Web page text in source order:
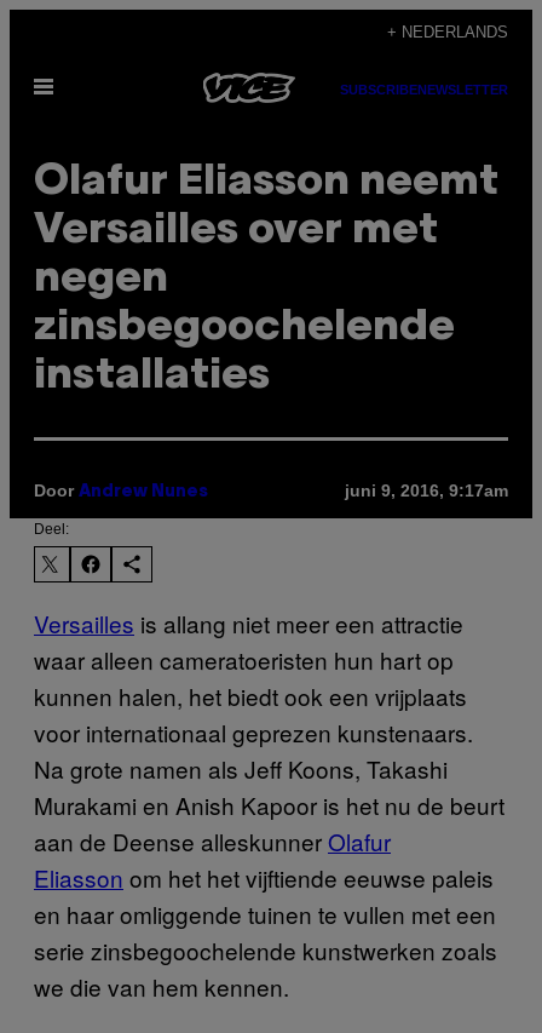
de
+ NEDERLANDS
Open
SUBSCRIBENEWSLETTER
Olafur Eliasson neemt
Versailles over met
negen
zinsbegoochelende
installaties
Door Andrew Nunes juni 9, 2016, 9:17am
Deel:
Versailles is allang niet meer een attractie
waar alleen cameratoeristen hun hart op
kunnen halen, het biedt ook een vrijplaats
voor internationaal geprezen kunstenaars.
Na grote namen als Jeff Koons, Takashi
Murakami en Anish Kapoor is het nu de beurt
aan de Deense alleskunnerOlafur
Eliasson om het het vijftiende eeuwse paleis
en haar omliggende tuinen te vullen met een
serie zinsbegoochelende kunstwerken zoals
we die van hem kennen.